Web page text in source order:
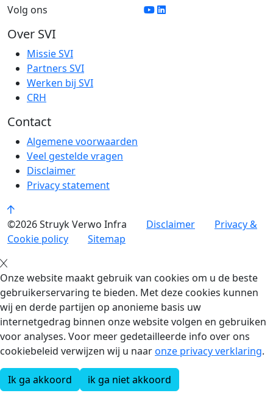
Volg ons
Over SVI
Missie SVI
Partners SVI
Werken bij SVI
CRH
Contact
Algemene voorwaarden
Veel gestelde vragen
Disclaimer
Privacy statement
©2026 Struyk Verwo Infra Disclaimer
Privacy &
Cookie policy
Sitemap
Onze website maakt gebruik van cookies om u de beste
gebruikerservaring te bieden. Met deze cookies kunnen
wij en derde partijen op anonieme basis uw
internetgedrag binnen onze website volgen en gebruiken
voor analyses. Voor meer gedetailleerde info over ons
cookiebeleid verwijzen wij u naaronze privacy verklaring.
Ik ga akkoord ik ga niet akkoord